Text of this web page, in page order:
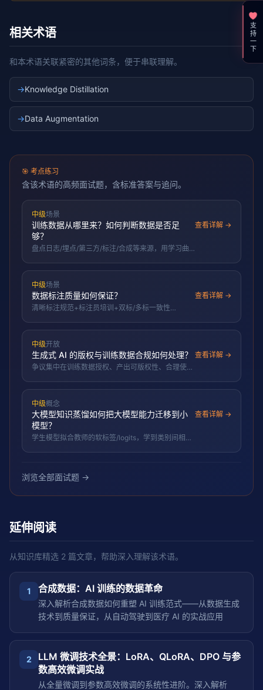
相关术语
和本术语关联紧密的其他词条，便于串联理解。
→Knowledge Distillation
→Data Augmentation
🎯 考点练习
含该术语的高频面试题，含标准答案与追问。
中级场景
训练数据从哪里来？如何判断数据是否足
够？
盘点日志/埋点/第三方/标注/合成等来源，用学习曲
查看详解 →
中级场景
数据标注质量如何保证？
清晰标注规范+标注员培训+双标/多标一致性
查看详解 →
中级开放
生成式 AI 的版权与训练数据合规如何处理？
争议集中在训练数据授权、产出可版权性、合理使用
查看详解 →
中级概念
大模型知识蒸馏如何把大模型能力迁移到小
模型？
学生模型拟合教师的软标签/logits，学到类别间相对
查看详解 →
浏览全部面试题 →
延伸阅读
从知识库精选 2 篇文章，帮助深入理解该术语。
1 合成数据：AI 训练的数据革命
深入解析合成数据如何重塑 AI 训练范式——从数据生成
技术到质量保证，从自动驾驶到医疗 AI 的实战应用
2
LLM 微调技术全景：LoRA、QLoRA、DPO 与参
数高效微调实战
从全量微调到参数高效微调的系统性进阶。深入解析
支持一下